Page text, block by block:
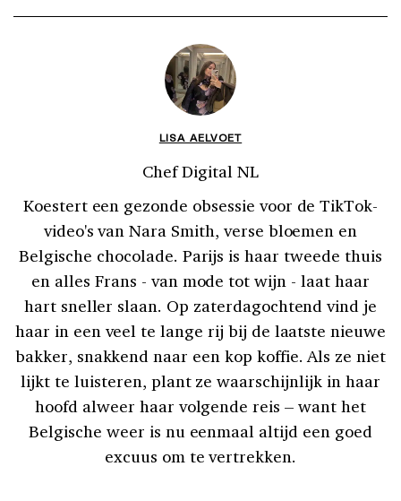
LISA AELVOET
Chef Digital NL
Koestert een gezonde obsessie voor de TikTok-
video's van Nara Smith, verse bloemen en
Belgische chocolade. Parijs is haar tweede thuis
en alles Frans - van mode tot wijn - laat haar
hart sneller slaan. Op zaterdagochtend vind je
haar in een veel te lange rij bij de laatste nieuwe
bakker, snakkend naar een kop koffie. Als ze niet
lijkt te luisteren, plant ze waarschijnlijk in haar
hoofd alweer haar volgende reis – want het
Belgische weer is nu eenmaal altijd een goed
excuus om te vertrekken.